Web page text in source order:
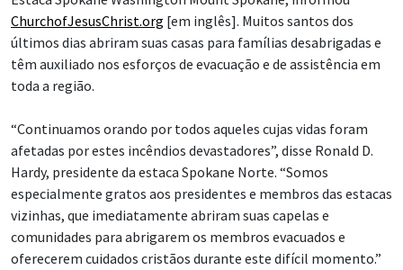
ChurchofJesusChrist.org [em inglês]. Muitos santos dos
últimos dias abriram suas casas para famílias desabrigadas e
têm auxiliado nos esforços de evacuação e de assistência em
toda a região.
“Continuamos orando por todos aqueles cujas vidas foram
afetadas por estes incêndios devastadores”, disse Ronald D.
Hardy, presidente da estaca Spokane Norte. “Somos
especialmente gratos aos presidentes e membros das estacas
vizinhas, que imediatamente abriram suas capelas e
comunidades para abrigarem os membros evacuados e
oferecerem cuidados cristãos durante este difícil momento.”